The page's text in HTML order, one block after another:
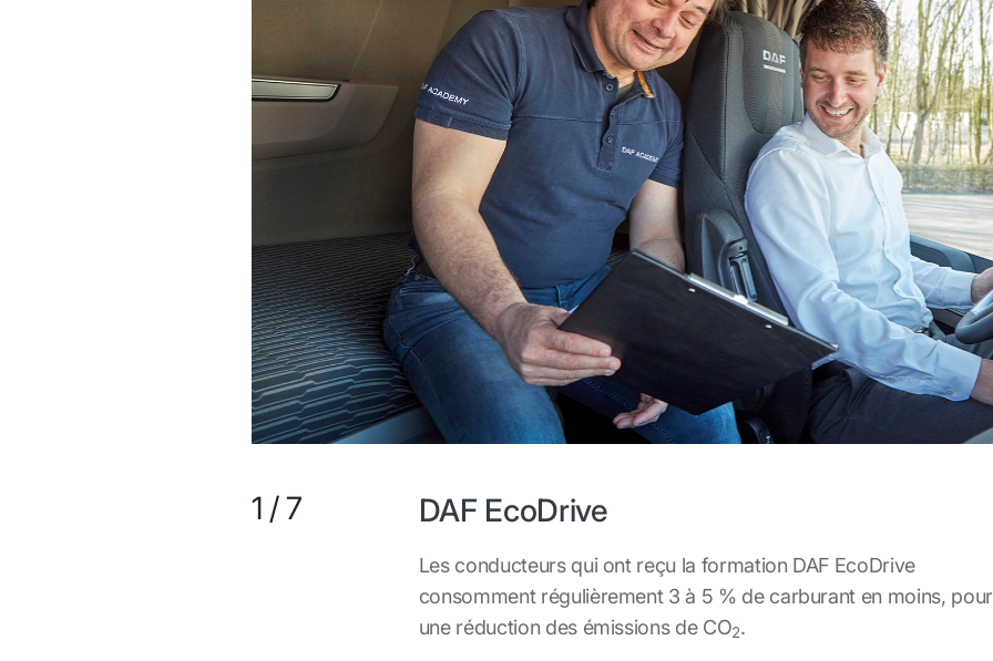
DAF EcoDrive
Les conducteurs qui ont reçu la formation DAF EcoDrive
consomment régulièrement 3 à 5 % de carburant en moins, pour
une réduction des émissions de CO2.
1 /7